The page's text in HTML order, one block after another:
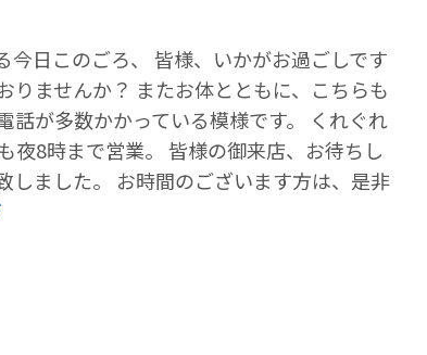
日このごろ、 皆様、いかがお過ごしです
りませんか？ またお体とともに、こちらも
話が多数かかっている模様です。 くれぐれ
夜8時まで営業。 皆様の御来店、お待ちし
しました。 お時間のございます方は、是非